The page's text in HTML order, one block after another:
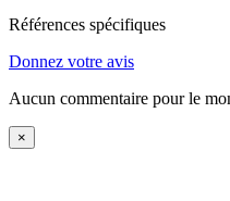
Références spécifiques
Donnez votre avis
Aucun commentaire pour le
×